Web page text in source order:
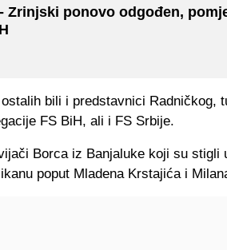
Zrinjski ponovo odgođen,
bili i predstavnici Radničkog,
FS BiH, ali i FS Srbije.
Borca iz Banjaluke koji su stigli
poput Mladena Krstajića i